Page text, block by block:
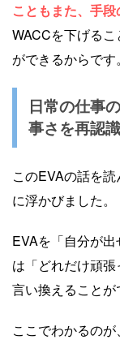
こともまた、手
WACCを下げる
ができるからです。
日常の仕事
事さを再認識
このEVAの話を
に浮かびました。
EVAを「自分が
は「どれだけ頑
言い換えることが
ここでわかるのが、